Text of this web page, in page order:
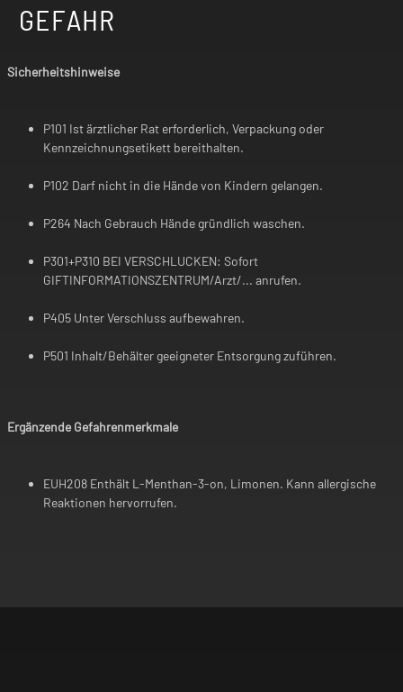
GEFAHR
Sicherheitshinweise
P101 Ist ärztlicher Rat erforderlich, Verpackung oder
Kennzeichnungsetikett bereithalten.
P102 Darf nicht in die Hände von Kindern gelangen.
P264 Nach Gebrauch Hände gründlich waschen.
P301+P310 BEI VERSCHLUCKEN: Sofort
GIFTINFORMATIONSZENTRUM/Arzt/... anrufen.
P405 Unter Verschluss aufbewahren.
P501 Inhalt/Behälter geeigneter Entsorgung zuführen.
Ergänzende Gefahrenmerkmale
EUH208 Enthält L-Menthan-3-on, Limonen. Kann allergische
Reaktionen hervorrufen.